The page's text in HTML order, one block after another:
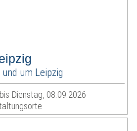
um Leipzig
Dienstag, 08.09.2026